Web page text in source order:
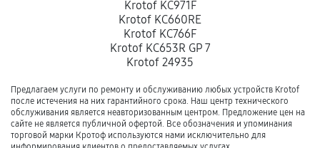
Krotof KC971F
Krotof KC660RE
Krotof KC766F
Krotof KC653R GP 7
Krotof 24935
Предлагаем услуги по ремонту и обслуживанию любых устройств Krotof
после истечения на них гарантийного срока. Наш центр технического
обслуживания является неавторизованным центром. Предложение цен на
сайте не является публичной офертой. Все обозначения и упоминания
торговой марки Кротоф используются нами исключительно для